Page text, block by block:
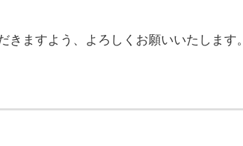
ますよう、よろしくお願いいたします。